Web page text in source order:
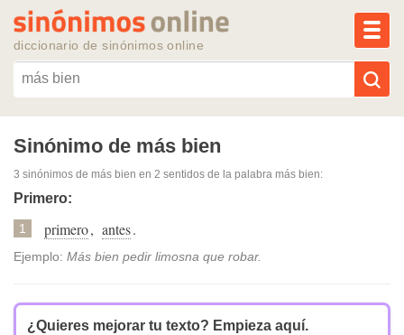
diccionario de sinónimos online
Reescribir texto con IA
Sinónimos populares
Sinónimo de más bien
3 sinónimos de más bien en 2 sentidos de la palabra más bien:
Primero:
1 primero, antes.
Ejemplo: Más bien pedir limosna que robar.
¿Quieres mejorar tu texto? Empieza aquí.